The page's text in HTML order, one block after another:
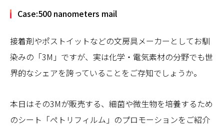
Case:500 nanometers mail
接着剤やポストイットなどの文房具メーカーとしてお馴
染みの「3M」ですが、実は化学・電気素材の分野でも世
界的なシェアを誇っていることをご存知でしょうか。
本日はその3Mが販売する、細菌や微生物を培養するため
のシート「ペトリフィルム」のプロモーションをご紹介